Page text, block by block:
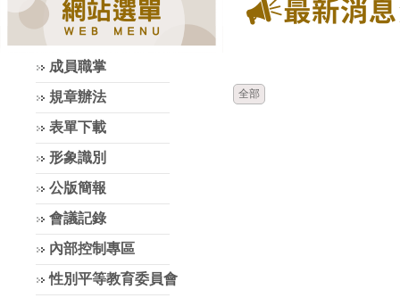
成員職掌
規章辦法
表單下載
形象識別
公版簡報
會議記錄
內部控制專區
性別平等教育委員會
全部